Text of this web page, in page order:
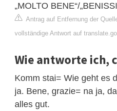
„MOLTO BENE“/
Antrag auf Entfernung der
vollständige Antwort auf
Wie antworte ich,
Komm stai= Wie geht es
ja. Bene, grazie= na ja,
alles gut.